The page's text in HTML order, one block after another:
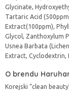
Glycinate,
Tartaric Acid
Extract(100ppm),
Glycol, Zanthoxylum
Usnea Barbata
Extract, Cyclodextrin,
O brendu
Korejski “clean